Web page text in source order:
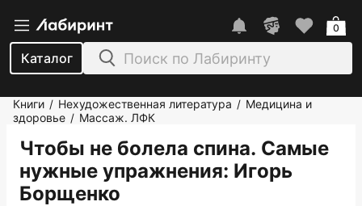
Каталог
0
Книги / Нехудожественная литература / Медицина и
здоровье / Массаж. ЛФК
Чтобы не болела спина. Самые
нужные упражнения: Игорь
Борщенко